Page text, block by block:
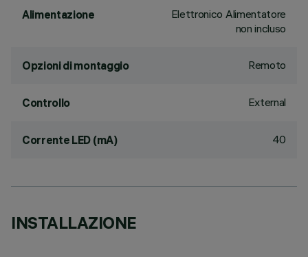
Alimentazione
Elettronico Alimentatore
non incluso
Opzioni di montaggio Remoto
Controllo External
Corrente LED (mA) 40
INSTALLAZIONE